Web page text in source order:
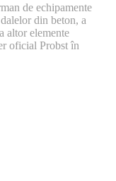
de echipamente
din beton, a
altor elemente
oficial Probst în